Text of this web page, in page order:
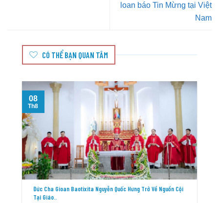
loan báo Tin Mừng tại Việt
Nam
CÓ THỂ BẠN QUAN TÂM
Đức Cha Gioan Baotixita Nguyễn Quốc Hưng Trở Về Nguồn Cội
Tại Giáo..
08
Th8